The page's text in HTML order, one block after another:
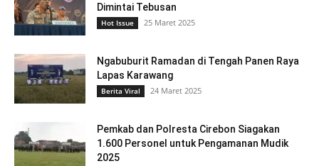
Dimintai Tebusan
Hot Issue 25 Maret 2025
Ngabuburit Ramadan di Tengah Panen Raya
Lapas Karawang
Berita Viral 24 Maret 2025
Pemkab dan Polresta Cirebon Siagakan
1.600 Personel untuk Pengamanan Mudik
2025